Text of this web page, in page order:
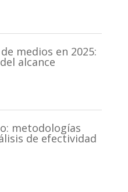
medios en 2025:
alcance
metodologías
de efectividad